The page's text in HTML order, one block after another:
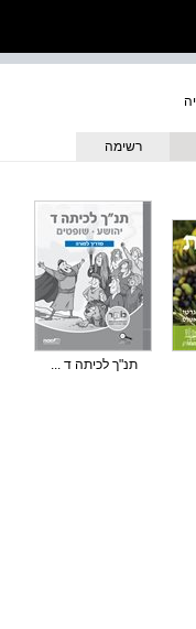
רשימה
תנ"ך לכיתה ד ...